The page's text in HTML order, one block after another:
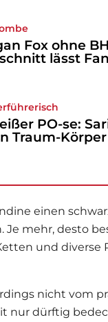
Fox ohne
lässt
PO-se:
Traum-Körper
einen
mehr, desto
und
nicht vom
nur dürftig